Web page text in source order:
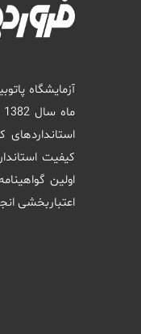
آزمایشگاه
استانداردهای
کیفیت
اعتباربخشی